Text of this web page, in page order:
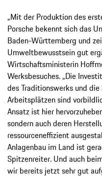
„Mit der Produktion des
Porsche bekennt sich das
Baden-Württemberg und
Umweltbewusstsein gut
Wirtschaftsministerin
Werksbesuches. „Die
des Traditionswerks und
Arbeitsplätzen sind
Ansatz ist hier
sondern auch deren
ressourceneffizient
Anlagenbau im Land ist
Spitzenreiter. Und auch
wir bereits jetzt sehr gut